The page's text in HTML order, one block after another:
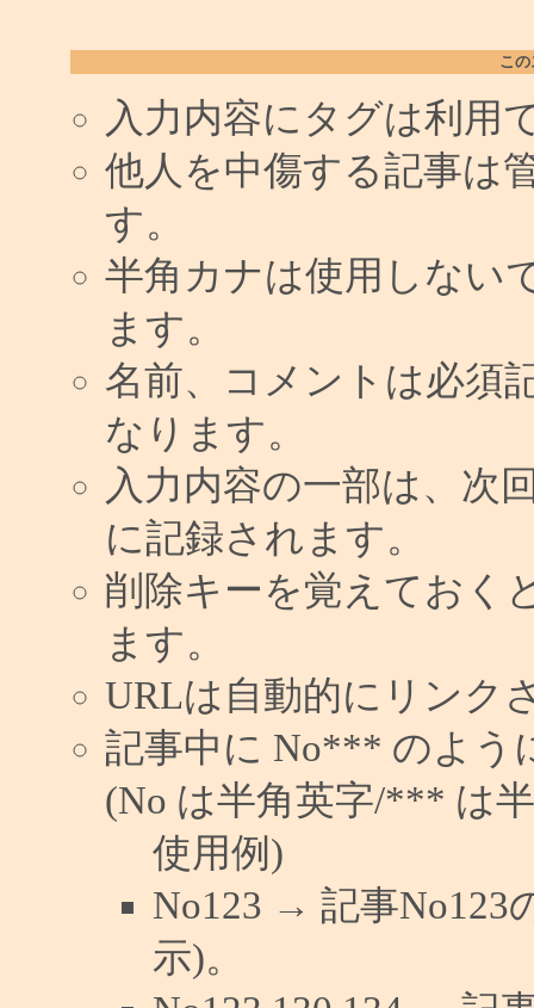
こ
入力内容にタグは利用
他人を中傷する記事は
す。
半角カナは使用しない
ます。
名前、コメントは必須
なります。
入力内容の一部は、次
に記録されます。
削除キーを覚えておく
ます。
URLは自動的にリンク
記事中に No*** のよう
(No は半角英字/*** は
使用例)
No123 → 記事No123
示)。